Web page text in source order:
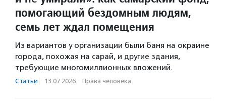
помогающий бездомным людям,
семь лет ждал помещения
Из вариантов у организации были баня на окраине
города, похожая на сарай, и другие здания,
требующие многомиллионных вложений.
Статьи · 13.07.2026 · Права человека